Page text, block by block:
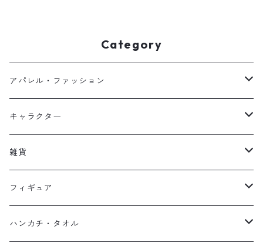
Category
アパレル・ファッション
キッズ
フーディー
スウェット
大人
フーディー
スウェット
キャラクター
大空翼
岬太郎
若林源三
雑貨
クッション
マグネット
フィギュア
HKDSTOY
ハンカチ・タオル